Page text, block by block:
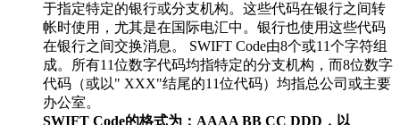
于指定特定的银行或分支机构。这些代码在银行之间转
帐时使用，尤其是在国际电汇中。银行也使用这些代码
在银行之间交换消息。 SWIFT Code由8个或11个字符组
成。所有11位数字代码均指特定的分支机构，而8位数字
代码（或以" XXX"结尾的11位代码）均指总公司或主要
办公室。
SWIFT Code的格式为：AAAA BB CC DDD，以